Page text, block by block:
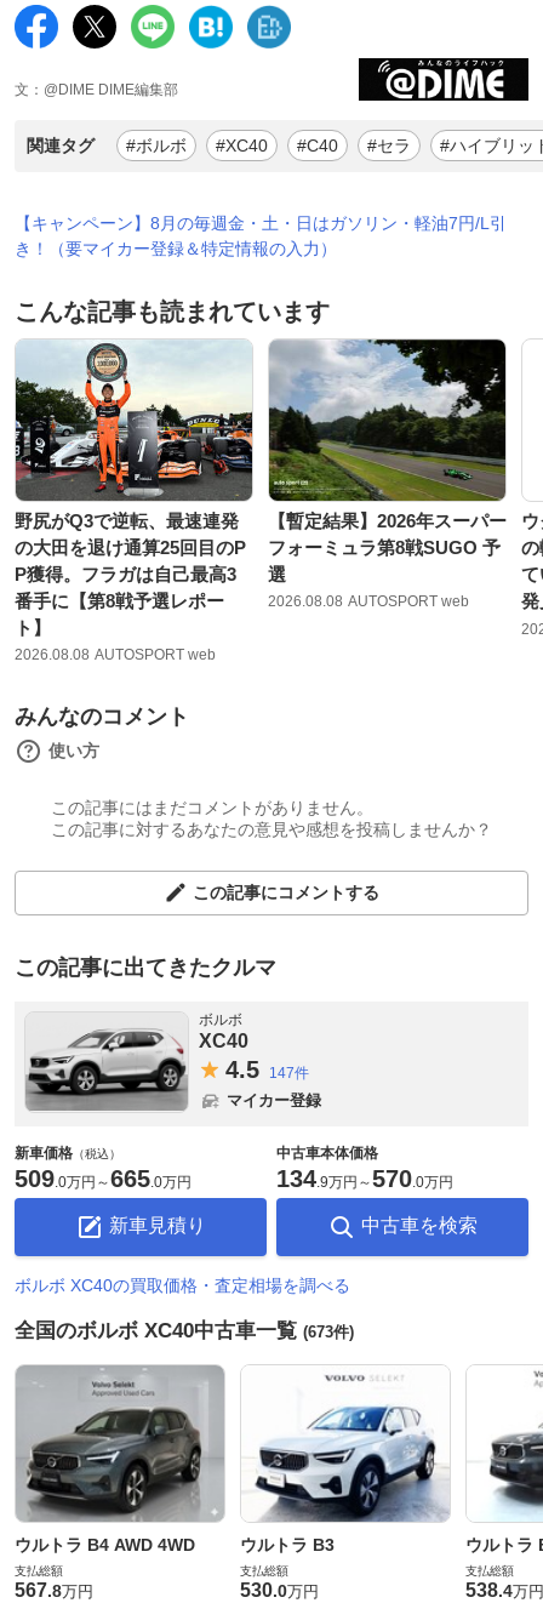
文：@DIME DIME編集部
関連タグ #ボルボ #XC40 #C40 #セラ #ハイブリッ
【キャンペーン】8月の毎週金・土・日はガソリン・軽油7円/L引
き！（要マイカー登録＆特定情報の入力）
こんな記事も読まれています
野尻がQ3で逆転、最速連発
の大田を退け通算25回目のP
P獲得。フラガは自己最高3
番手に【第8戦予選レポー
ト】
2026.08.08 AUTOSPORT web
【暫定結果】2026年スーパー
フォーミュラ第8戦SUGO 予
選
2026.08.08 AUTOSPORT web
て
発
みんなのコメント
使い方
この記事にはまだコメントがありません。
この記事に対するあなたの意見や感想を投稿しませんか？
この記事にコメントする
この記事に出てきたクルマ
ボルボ
XC40
4.5 147件
マイカー登録
新車価格 （税込）
509.0万円 ～665.0万円
新車見積り
中古車本体価格
134.9万円 ～570.0万円
中古車を検索
ボルボ XC40の買取価格・査定相場を調べる
全国のボルボ XC40中古車一覧 (673件)
ウルトラ B4 AWD 4WD
支払総額
567.8万円
ウルトラ B3
支払総額
530.0万円
ウルトラ
支払総額
538.4万円